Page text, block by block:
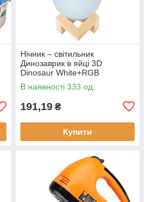
Нічник – світильник
Динозаврик в яйці 3D
Dinosaur White+RGB
Настільна акумуляторна LED
лампа з пультом ДУ
В наявності 333 од.
191,19 ₴
Купити